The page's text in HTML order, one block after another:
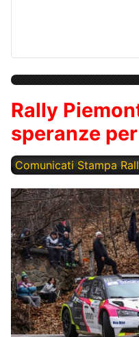
Rally
speranze
Comunicati Stampa